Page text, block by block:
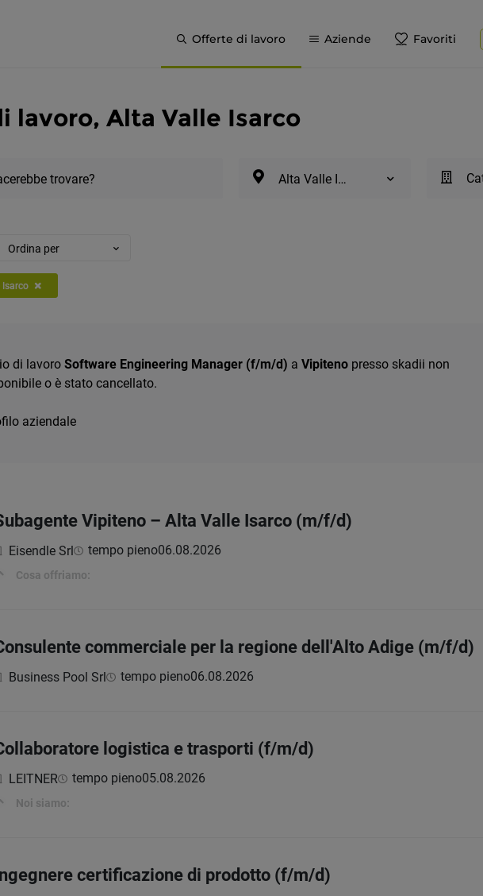
Offerte di lavoro Aziende Favoriti
lavoro, Alta Valle Isarco
trovare? Alta Valle Isarco
Ordina per
Isarco
di lavoro Software Engineering Manager (f/m/d) a Vipiteno presso skadii non
o è stato cancellato.
aziendale
Vipiteno – Alta Valle Isarco (m/f/d)
Eisendle Srl tempo pieno06.08.2026
Cosa offriamo:
commerciale per la regione dell'Alto Adige (m/f/d)
Business Pool Srl tempo pieno06.08.2026
logistica e trasporti (f/m/d)
LEITNER tempo pieno05.08.2026
Noi siamo:
certificazione di prodotto (f/m/d)